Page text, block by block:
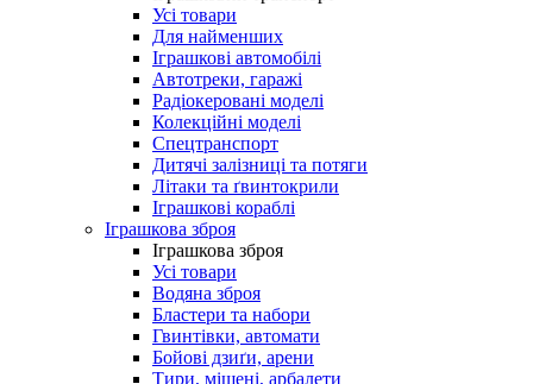
Усі товари
Для найменших
Іграшкові автомобілі
Автотреки, гаражі
Радіокеровані моделі
Колекційні моделі
Спецтранспорт
Дитячі залізниці та потяги
Літаки та ґвинтокрили
Іграшкові кораблі
Іграшкова зброя
Іграшкова зброя
Усі товари
Водяна зброя
Бластери та набори
Гвинтівки, автомати
Бойові дзиґи, арени
Тири, мішені, арбалети